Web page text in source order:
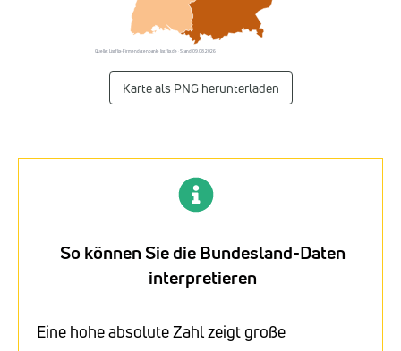
Quelle: Listflix-Firmendatenbank · listflix.de · Stand 09.08.2026
Karte als PNG herunterladen
So können Sie die Bundesland-Daten
interpretieren
Eine hohe absolute Zahl zeigt große